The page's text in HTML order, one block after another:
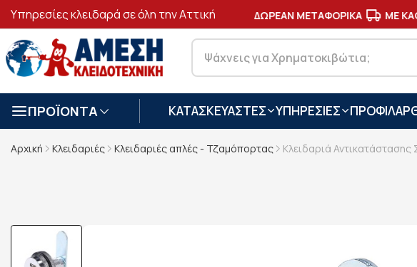
Υπηρεσίες κλειδαρά σε όλη την Αττική
ΑΣΦΑΛΕΙΣ ΣΥΝΑΛΛΑΓΕΣ ΔΩΡΕΑΝ ΜΕΤΑΦΟΡΙΚΑ ΜΕ ΚΑΘΕ
ΠΡΟΪΟΝΤΑ ΚΑΤΑΣΚΕΥΑΣΤΕΣ ΥΠΗΡΕΣΙΕΣ ΠΡΟΦΙΛ
Αρχική Κλειδαριές Κλειδαριές απλές - Τζαμόπορτας Κλειδαριά